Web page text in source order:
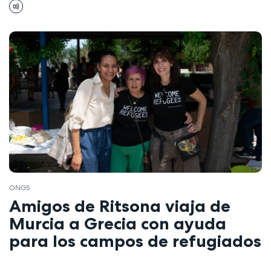
ONGS
Amigos de Ritsona viaja de
Murcia a Grecia con ayuda
para los campos de refugiados